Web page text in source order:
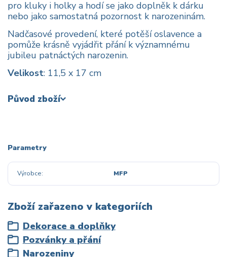
pro kluky i holky a hodí se jako doplněk k dárku
nebo jako samostatná pozornost k narozeninám.
Nadčasové provedení, které potěší oslavence a
pomůže krásně vyjádřit přání k významnému
jubileu patnáctých narozenin.
Velikost: 11,5 x 17 cm
Původ zboží
Parametry
Výrobce MFP
Zboží zařazeno v kategoriích
Dekorace a doplňky
Pozvánky a přání
Narozeniny